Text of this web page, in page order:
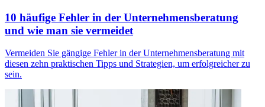
10 häufige Fehler in der Unternehmensberatung
und wie man sie vermeidet
Vermeiden Sie gängige Fehler in der Unternehmensberatung mit
diesen zehn praktischen Tipps und Strategien, um erfolgreicher zu
sein.